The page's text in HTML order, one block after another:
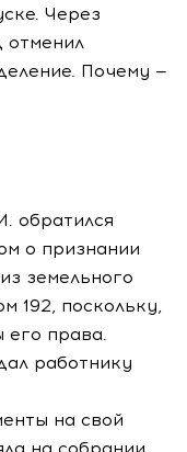
Через
отменил
Почему —
обратился
о признании
земельного
192, поскольку,
права.
работнику
на свой